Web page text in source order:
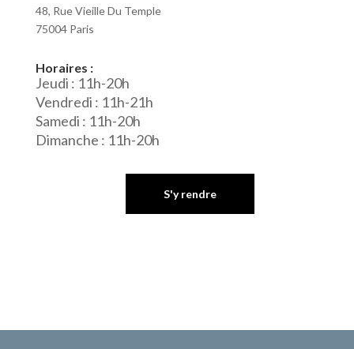
48, Rue Vieille Du Temple
75004 Paris
Horaires :
Jeudi : 11h-20h
Vendredi : 11h-21h
Samedi : 11h-20h
Dimanche : 11h-20h
S'y rendre